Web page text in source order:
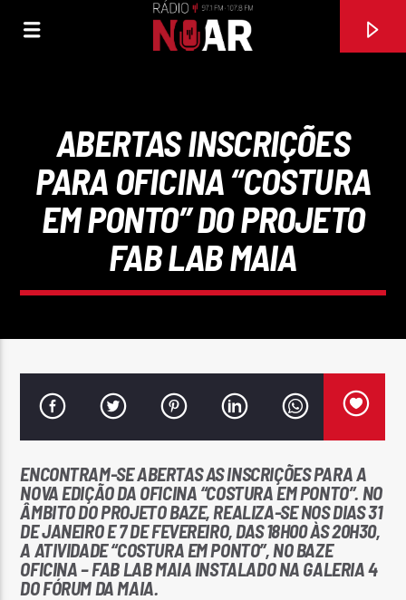
FAIXA ATUAL
97.1FM E 107.8 FM
RÁDIO NOAR
Rádio No ar
ABERTAS INSCRIÇÕES
PARA OFICINA “COSTURA
EM PONTO” DO PROJETO
FAB LAB MAIA
ENCONTRAM-SE ABERTAS AS INSCRIÇÕES PARA A
NOVA EDIÇÃO DA OFICINA “COSTURA EM PONTO”. NO
ÂMBITO DO PROJETO BAZE, REALIZA-SE NOS DIAS 31
DE JANEIRO E 7 DE FEVEREIRO, DAS 18H00 ÀS 20H30,
A ATIVIDADE “COSTURA EM PONTO”, NO BAZE
OFICINA – FAB LAB MAIA INSTALADO NA GALERIA 4
DO FÓRUM DA MAIA.